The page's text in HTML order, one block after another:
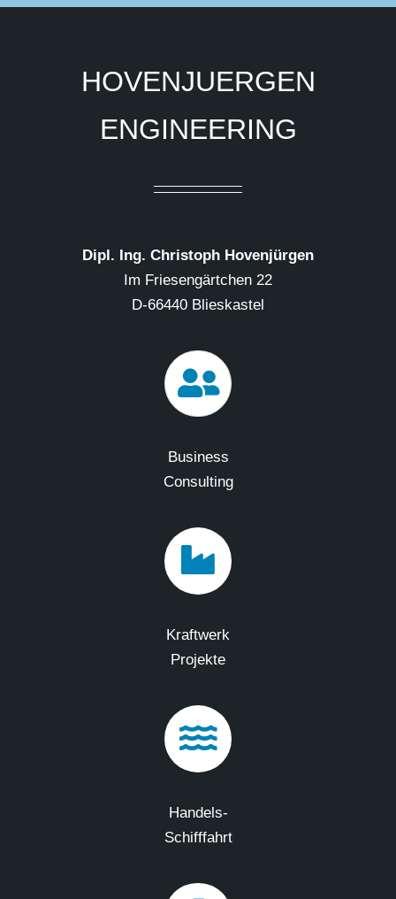
HOVENJUERGEN
ENGINEERING
Dipl. Ing. Christoph Hovenjürgen
Im Friesengärtchen 22
D-66440 Blieskastel
Business
Consulting
Kraftwerk
Projekte
Handels-
Schifffahrt